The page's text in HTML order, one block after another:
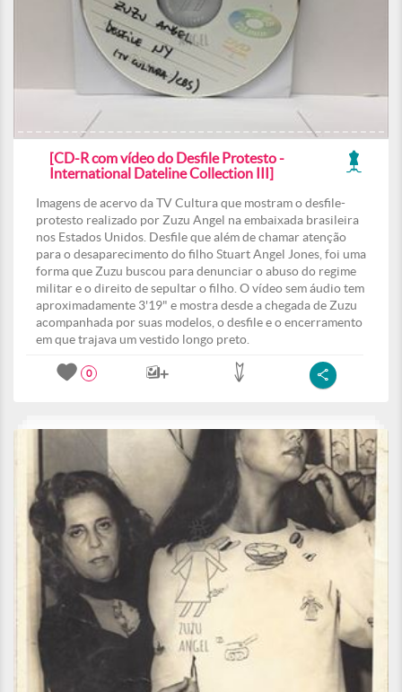
[CD-R com vídeo do Desfile Protesto -
International Dateline Collection III]
Imagens de acervo da TV Cultura que mostram o desfile-
protesto realizado por Zuzu Angel na embaixada brasileira
nos Estados Unidos. Desfile que além de chamar atenção
para o desaparecimento do filho Stuart Angel Jones, foi uma
forma que Zuzu buscou para denunciar o abuso do regime
militar e o direito de sepultar o filho. O vídeo sem áudio tem
aproximadamente 3'19" e mostra desde a chegada de Zuzu
acompanhada por suas modelos, o desfile e o encerramento
em que trajava um vestido longo preto.
0